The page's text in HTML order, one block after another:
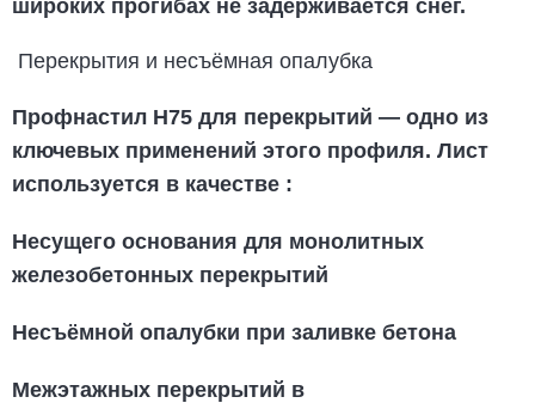
широких прогибах не задерживается снег.
Перекрытия и несъёмная опалубка
Профнастил Н75 для перекрытий — одно из
ключевых применений этого профиля. Лист
используется в качестве :
Несущего основания для монолитных
железобетонных перекрытий
Несъёмной опалубки при заливке бетона
Межэтажных перекрытий в